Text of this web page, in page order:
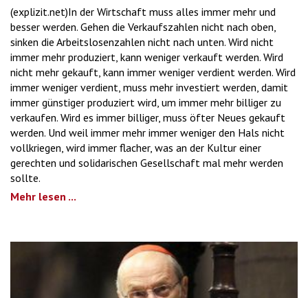
(explizit.net)In der Wirtschaft muss alles immer mehr und
besser werden. Gehen die Verkaufszahlen nicht nach oben,
sinken die Arbeitslosenzahlen nicht nach unten. Wird nicht
immer mehr produziert, kann weniger verkauft werden. Wird
nicht mehr gekauft, kann immer weniger verdient werden. Wird
immer weniger verdient, muss mehr investiert werden, damit
immer günstiger produziert wird, um immer mehr billiger zu
verkaufen. Wird es immer billiger, muss öfter Neues gekauft
werden. Und weil immer mehr immer weniger den Hals nicht
vollkriegen, wird immer flacher, was an der Kultur einer
gerechten und solidarischen Gesellschaft mal mehr werden
sollte.
Mehr lesen ...